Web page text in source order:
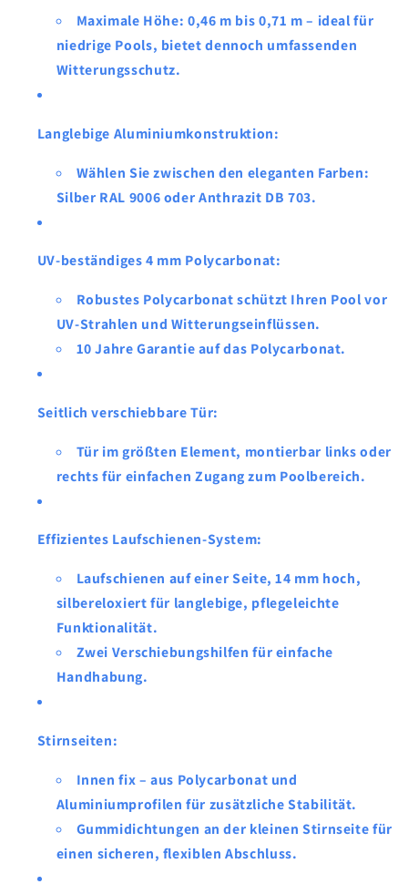
Maximale Höhe: 0,46 m bis 0,71 m – ideal für
niedrige Pools, bietet dennoch umfassenden
Witterungsschutz.
Langlebige Aluminiumkonstruktion:
Wählen Sie zwischen den eleganten Farben:
Silber RAL 9006oderAnthrazit DB 703.
UV-beständiges 4 mm Polycarbonat:
Robustes Polycarbonatschützt Ihren Pool vor
UV-Strahlen und Witterungseinflüssen.
10 Jahre Garantieauf das Polycarbonat.
Seitlich verschiebbare Tür:
Tür im größten Element, montierbar linksoder
rechtsfür einfachen Zugang zum Poolbereich.
Effizientes Laufschienen-System:
Laufschienen auf einer Seite,14 mm hoch,
silbereloxiertfür langlebige, pflegeleichte
Funktionalität.
Zwei Verschiebungshilfen für einfache
Handhabung.
Stirnseiten:
Innen fix– aus Polycarbonat und
Aluminiumprofilen für zusätzliche Stabilität.
Gummidichtungen an der kleinen Stirnseite für
einen sicheren, flexiblen Abschluss.